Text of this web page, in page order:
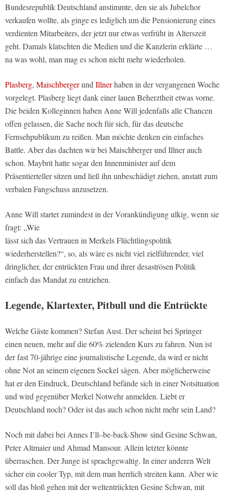
Bundesrepublik Deutschland anstimmte, den sie als Jubelchor
verkaufen wollte, als ginge es lediglich um die Pensionierung eines
verdienten Mitarbeiters, der jetzt nur etwas verfrüht in Alterszeit
geht. Damals klatschten die Medien und die Kanzlerin erklärte …
na was wohl, man mag es schon nicht mehr wiederholen.
Plasberg, Maischbergerund Illnerhaben in der vergangenen Woche
vorgelegt. Plasberg liegt dank einer lauen Beherztheit etwas vorne.
Die beiden Kolleginnen haben Anne Will jedenfalls alle Chancen
offen gelassen, die Sache noch für sich, für das deutsche
Fernsehpublikum zu reißen. Man möchte denken ein einfaches
Battle. Aber das dachten wir bei Maischberger und Illner auch
schon. Maybrit hatte sogar den Innenminister auf dem
Präsentierteller sitzen und ließ ihn unbeschädigt ziehen, anstatt zum
verbalen Fangschuss anzusetzen.
Anne Will startet zumindest in der Vorankündigung ulkig, wenn sie
fragt: „Wie
lässt sich das Vertrauen in Merkels Flüchtlingspolitik
wiederherstellen?“, so, als wäre es nicht viel zielführender, viel
dringlicher, der entrückten Frau und ihrer desaströsen Politik
einfach das Mandat zu entziehen.
Legende, Klartexter, Pitbull und die Entrückte
Welche Gäste kommen? Stefan Aust. Der scheint bei Springer
einen neuen, mehr auf die 60% zielenden Kurs zu fahren. Nun ist
der fast 70-jährige eine journalistische Legende, da wird er nicht
ohne Not an seinem eigenen Sockel sägen. Aber möglicherweise
hat er den Eindruck, Deutschland befände sich in einer Notsituation
und wird gegenüber Merkel Notwehr anmelden. Liebt er
Deutschland noch? Oder ist das auch schon nicht mehr sein Land?
Noch mit dabei bei Annes I’ll–be-back-Show sind Gesine Schwan,
Peter Altmaier und Ahmad Mansour. Allein letzter könnte
überraschen. Der Junge ist sprachgewaltig. In einer anderen Welt
sicher ein cooler Typ, mit dem man herrlich streiten kann. Aber wie
soll das bloß gehen mit der weltentrückten Gesine Schwan, mit